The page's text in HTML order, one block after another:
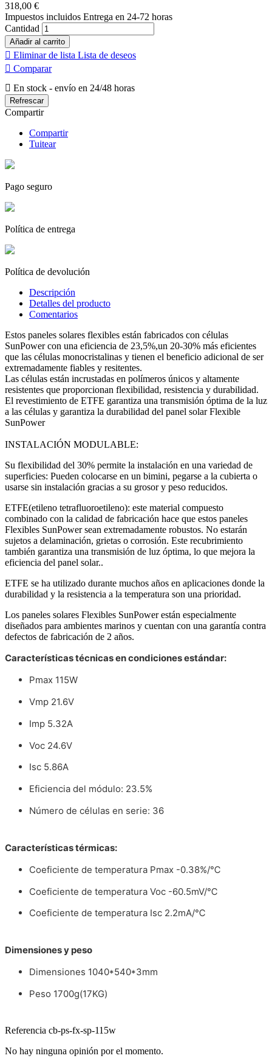
318,00 €
Impuestos incluidos Entrega en 24-72 horas
Cantidad
Añadir al carrito
 Eliminar de lista Lista de deseos
 Comparar
 En stock - envío en 24/48 horas
Compartir
Compartir
Tuitear
Pago seguro
Política de entrega
Política de devolución
Descripción
Detalles del producto
Comentarios
Estos paneles solares flexibles están fabricados con células
SunPower con una eficiencia de 23,5%,un 20-30% más eficientes
que las células monocristalinas y tienen el beneficio adicional de ser
extremadamente fiables y resitentes.
Las células están incrustadas en polímeros únicos y altamente
resistentes que proporcionan flexibilidad, resistencia y durabilidad.
El revestimiento de ETFE garantiza una transmisión óptima de la luz
a las células y garantiza la durabilidad del panel solar Flexible
SunPower
INSTALACIÓN MODULABLE:
Su flexibilidad del 30% permite la instalación en una variedad de
superficies: Pueden colocarse en un bimini, pegarse a la cubierta o
usarse sin instalación gracias a su grosor y peso reducidos.
ETFE(etileno tetrafluoroetileno): este material compuesto
combinado con la calidad de fabricación hace que estos paneles
Flexibles SunPower sean extremadamente robustos. No estarán
sujetos a delaminación, grietas o corrosión. Este recubrimiento
también garantiza una transmisión de luz óptima, lo que mejora la
eficiencia del panel solar..
ETFE se ha utilizado durante muchos años en aplicaciones donde la
durabilidad y la resistencia a la temperatura son una prioridad.
Los paneles solares Flexibles SunPower están especialmente
diseñados para ambientes marinos y cuentan con una garantía contra
defectos de fabricación de 2 años.
Características técnicas en condiciones estándar:
Pmax 115W
Vmp 21.6V
Imp 5.32A
Voc 24.6V
Isc 5.86A
Eficiencia del módulo: 23.5%
Número de células en serie: 36
Características térmicas:
Coeficiente de temperatura Pmax -0.38%/℃
Coeficiente de temperatura Voc -60.5mV/℃
Coeficiente de temperatura Isc 2.2mA/℃
Dimensiones y peso
Dimensiones 1040*540*3mm
Peso 1700g(17KG)
Referencia cb-ps-fx-sp-115w
No hay ninguna opinión por el momento.